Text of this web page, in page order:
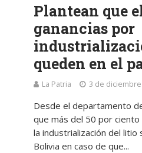
Plantean que
ganancias por
queden en el
La Patria 3 de
Desde el departamento
que más del 50 por ciento
la industrialización del litio
Bolivia en caso de que...